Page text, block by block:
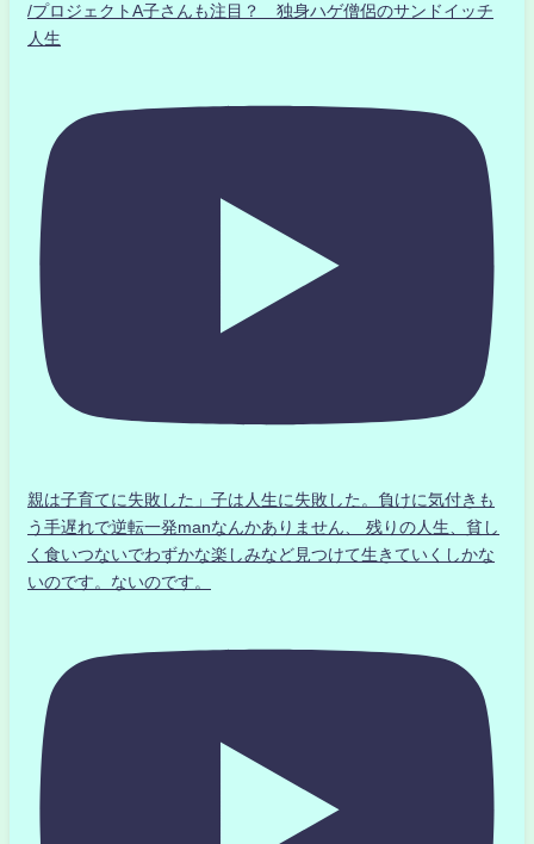
/プロジェクトA子さんも注目？ 独身ハゲ僧侶のサンドイッチ
人生
親は子育てに失敗した」子は人生に失敗した。負けに気付きも
う手遅れで逆転一発manなんかありません、 残りの人生、貧し
く食いつないでわずかな楽しみなど見つけて生きていくしかな
いのです。ないのです。